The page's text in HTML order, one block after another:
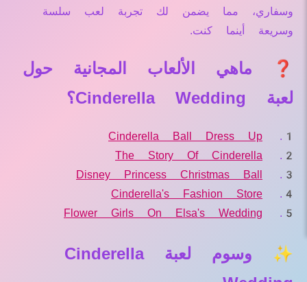
وسفاري، مما يضمن لك تجربة لعب سلسة
وسريعة أينما كنت.
❓ ماهي الألعاب المجانية حول
لعبة Cinderella Wedding؟
Cinderella Ball Dress Up
The Story Of Cinderella
Disney Princess Christmas Ball
Cinderella's Fashion Store
Flower Girls On Elsa's Wedding
✨ وسوم لعبة Cinderella